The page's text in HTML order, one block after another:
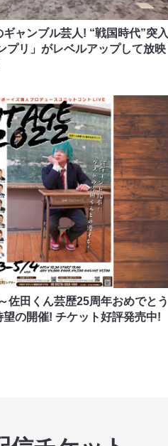
ャンブル芸人! “戦国時代”突入
プリ」がレベルアップして放映
佐田くん芸歴25周年おめでとう
望の開催! チケット好評発売中!